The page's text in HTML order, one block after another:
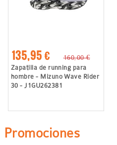
135,95 €
160,00 €
Zapatilla de running para
hombre - Mizuno Wave Rider
30 - J1GU262381
Promociones